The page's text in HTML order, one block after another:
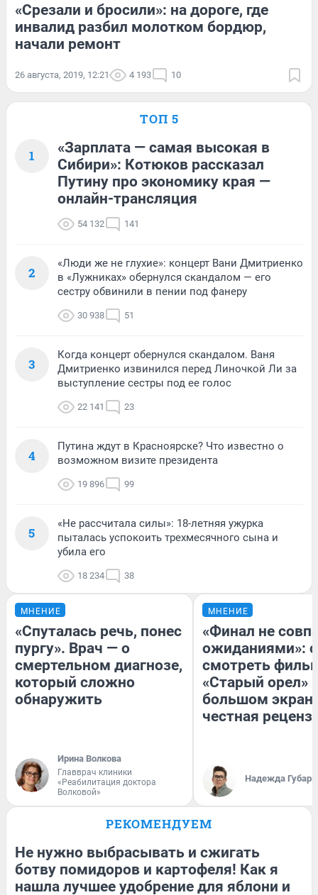
«Срезали и бросили»: на дороге, где
инвалид разбил молотком бордюр,
начали ремонт
26 августа, 2019, 12:21 4 193 10
ТОП 5
1
«Зарплата — самая высокая в
Сибири»: Котюков рассказал
Путину про экономику края —
онлайн-трансляция
54 132 141
2
«Люди же не глухие»: концерт Вани Дмитриенко
в «Лужниках» обернулся скандалом — его
сестру обвинили в пении под фанеру
30 938 51
3
Когда концерт обернулся скандалом. Ваня
Дмитриенко извинился перед Линочкой Ли за
выступление сестры под ее голос
22 141 23
4
Путина ждут в Красноярске? Что известно о
возможном визите президента
19 896 99
5
«Не рассчитала силы»: 18-летняя ужурка
пыталась успокоить трехмесячного сына и
убила его
18 234 38
МНЕНИЕ
«Спуталась речь, понес
пургу». Врач — о
смертельном диагнозе,
который сложно
обнаружить
Ирина Волкова
Главврач клиники
«Реабилитация доктора
Волковой»
МНЕНИЕ
«Финал не
ожиданиями»:
смотреть
«Старый орел»
большом
честная
Надежда Губарь
РЕКОМЕНДУЕМ
Не нужно выбрасывать и сжигать
ботву помидоров и картофеля! Как я
нашла лучшее удобрение для яблони и